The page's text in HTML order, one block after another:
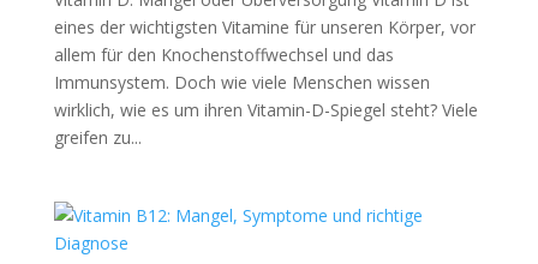
eines der wichtigsten Vitamine für unseren Körper, vor
allem für den Knochenstoffwechsel und das
Immunsystem. Doch wie viele Menschen wissen
wirklich, wie es um ihren Vitamin-D-Spiegel steht? Viele
greifen zu...